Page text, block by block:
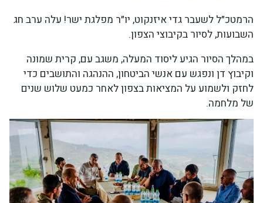
הרמטכ״ל לשעבר גדי איזנקוט, יו״ר מפלגת ישר! עלה ערב חג
השבועות, לסיור בקיבוצי הצפון.
במהלך הסיור הגיע ליסוד המעלה, משגב עם, קרית שמונה
וקיבוץ דן ונפגש עם אנשי הביטחון, ההנהגה והתושבים כדי
לחזק ולשמוע על המציאות בצפון לאחר כמעט שלוש שנים
של מלחמה.